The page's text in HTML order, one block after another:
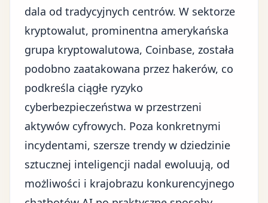
dala od tradycyjnych centrów. W sektorze
kryptowalut, prominentna amerykańska
grupa kryptowalutowa, Coinbase, została
podobno zaatakowana przez hakerów, co
podkreśla ciągłe ryzyko
cyberbezpieczeństwa w przestrzeni
aktywów cyfrowych. Poza konkretnymi
incydentami, szersze trendy w dziedzinie
sztucznej inteligencji nadal ewoluują, od
możliwości i krajobrazu konkurencyjnego